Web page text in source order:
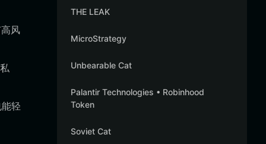
风
轻
THE LEAK
MicroStrategy
Unbearable Cat
Palantir Technologies • Robinhood
Token
Soviet Cat